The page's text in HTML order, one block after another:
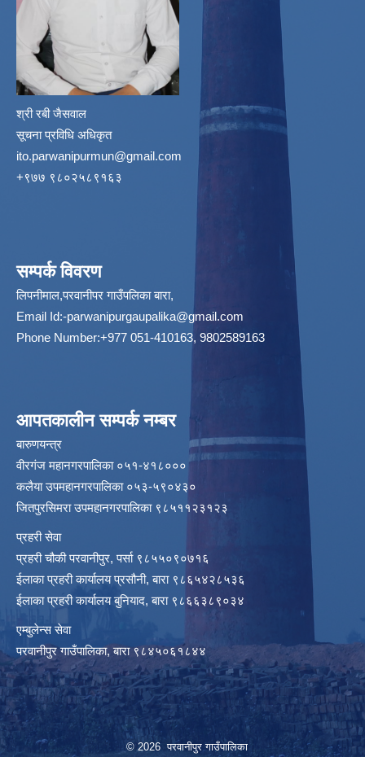
श्री रबी जैसवाल
सूचना प्रविधि अधिकृत
ito.parwanipurmun@gmail.com
‌+९७७ ९८०२५८९१६३
सम्पर्क विवरण
लिपनीमाल,परवानीपर गाउँपलिका बारा,
Email Id:-parwanipurgaupalika@gmail.com
Phone Number:+977 051-410163, 9802589163
आपतकालीन सम्पर्क नम्बर
बारुणयन्त्र
वीरगंज महानगरपालिका ०५१-४१८०००
कलैया उपमहानगरपालिका ०५३-५९०४३०
जितपुरसिमरा उपमहानगरपालिका ९८५११२३१२३
प्रहरी सेवा
प्रहरी चौकी परवानीपुर, पर्सा ९८५५०९०७१६
ईलाका प्रहरी कार्यालय प्रसौनी, बारा ९८६५४२८५३६
ईलाका प्रहरी कार्यालय बुनियाद, बारा ९८६६३८९०३४
एम्बुलेन्स सेवा
परवानीपुर गाउँपालिका, बारा ९८४५०६१८४४
© 2026 परवानीपुर गाउँपालिका